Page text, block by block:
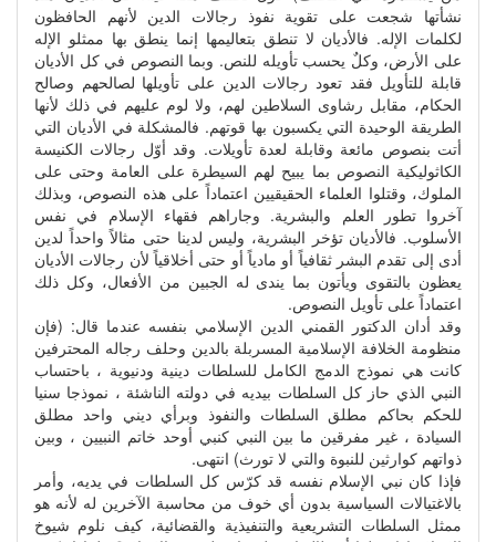
نشأتها شجعت على تقوية نفوذ رجالات الدين لأنهم الحافظون
لكلمات الإله. فالأديان لا تنطق بتعاليمها إنما ينطق بها ممثلو الإله
على الأرض، وكلٌ يحسب تأويله للنص. وبما النصوص في كل الأديان
قابلة للتأويل فقد تعود رجالات الدين على تأويلها لصالحهم وصالح
الحكام، مقابل رشاوى السلاطين لهم، ولا لوم عليهم في ذلك لأنها
الطريقة الوحيدة التي يكسبون بها قوتهم. فالمشكلة في الأديان التي
أتت بنصوص مائعة وقابلة لعدة تأويلات. وقد أوّل رجالات الكنيسة
الكاثوليكية النصوص بما يبيح لهم السيطرة على العامة وحتى على
الملوك، وقتلوا العلماء الحقيقيين اعتماداً على هذه النصوص، وبذلك
آخروا تطور العلم والبشرية. وجاراهم فقهاء الإسلام في نفس
الأسلوب. فالأديان تؤخر البشرية، وليس لدينا حتى مثالاً واحداً لدين
أدى إلى تقدم البشر ثقافياً أو مادياً أو حتى أخلاقياً لأن رجالات الأديان
يعظون بالتقوى ويأتون بما يندى له الجبين من الأفعال، وكل ذلك
اعتماداً على تأويل النصوص.
وقد أدان الدكتور القمني الدين الإسلامي بنفسه عندما قال: (فإن
منظومة الخلافة الإسلامية المسربلة بالدين وحلف رجاله المحترفين
كانت هي نموذج الدمج الكامل للسلطات دينية ودنيوية ، باحتساب
النبي الذي حاز كل السلطات بيديه في دولته الناشئة ، نموذجا سنيا
للحكم بحاكم مطلق السلطات والنفوذ وبرأي ديني واحد مطلق
السيادة ، غير مفرقين ما بين النبي كنبي أوحد خاتم النبيين ، وبين
ذواتهم كوارثين للنبوة والتي لا تورث) انتهى.
فإذا كان نبي الإسلام نفسه قد كرّس كل السلطات في يديه، وأمر
بالاغتيالات السياسية بدون أي خوف من محاسبة الآخرين له لأنه هو
ممثل السلطات التشريعية والتنفيذية والقضائية، كيف نلوم شيوخ